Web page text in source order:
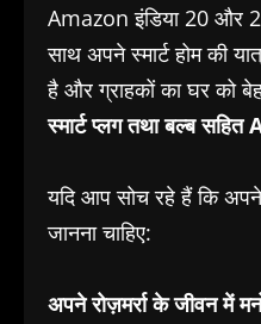
Amazon इंडिया 20 और
साथ अपने स्मार्ट होम की
है और ग्राहकों का घर को
स्मार्ट प्लग तथा बल्ब सहित
यदि आप सोच रहे हैं कि
जानना चाहिए:
अपने रोज़मर्रा के जीवन में